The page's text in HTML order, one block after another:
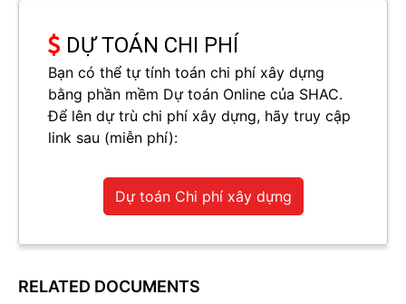
DỰ TOÁN CHI PHÍ
Bạn có thể tự tính toán chi phí xây dựng
bằng phần mềm Dự toán Online của SHAC.
Để lên dự trù chi phí xây dựng, hãy truy cập
link sau (miễn phí):
Dự toán Chi phí xây dựng
RELATED DOCUMENTS